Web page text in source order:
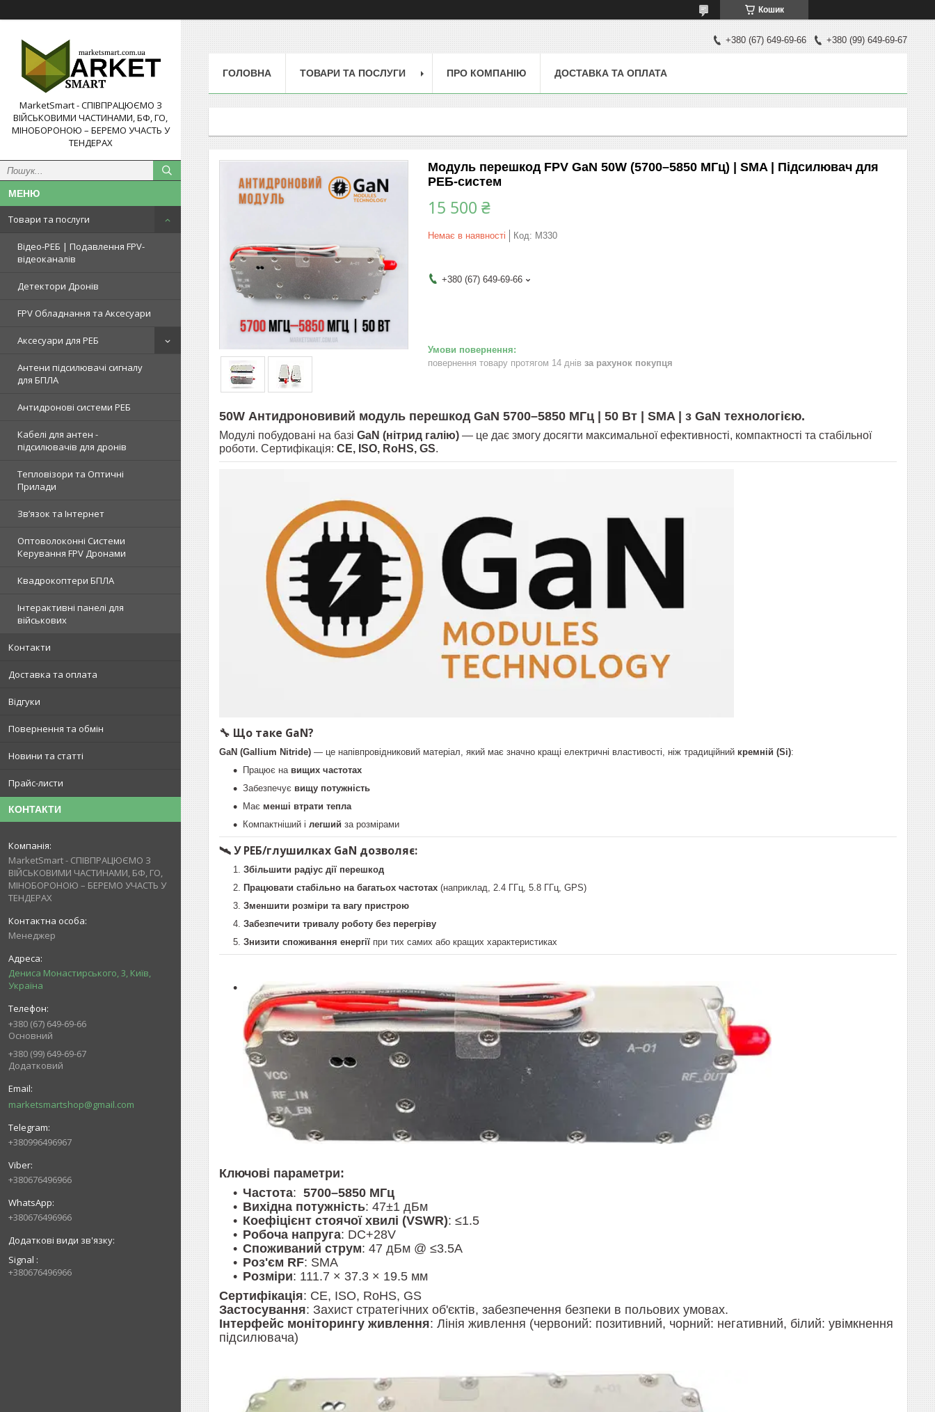
Кошик
MarketSmart - СПІВПРАЦЮЄМО З
ВІЙСЬКОВИМИ ЧАСТИНАМИ, БФ, ГО,
МІНОБОРОНОЮ – БЕРЕМО УЧАСТЬ У
ТЕНДЕРАХ
Товари та послуги
Відео-РЕБ | Подавлення FPV-
відеоканалів
Детектори Дронів
FPV Обладнання та Аксесуари
Аксесуари для РЕБ
Антени підсилювачі сигналу
для БПЛА
Антидронові системи РЕБ
Кабелі для антен -
підсилювачів для дронів
Тепловізори та Оптичні
Прилади
Зв’язок та Інтернет
Оптоволоконні Системи
Керування FPV Дронами
Квадрокоптери БПЛА
Інтерактивні панелі для
військових
Контакти
Доставка та оплата
Відгуки
Повернення та обмін
Новини та статті
Прайс-листи
КОНТАКТИ
MarketSmart - СПІВПРАЦЮЄМО З
ВІЙСЬКОВИМИ ЧАСТИНАМИ, БФ, ГО,
МІНОБОРОНОЮ – БЕРЕМО УЧАСТЬ У
ТЕНДЕРАХ
Менеджер
Дениса Монастирського, 3, Київ,
Україна
+380 (67) 649-69-66
Основний
+380 (99) 649-69-67
Додатковий
marketsmartshop@gmail.com
+380996496967
+380676496966
+380676496966
Signal
+380676496966
+380 (67) 649-69-66 +380 (99) 649-69-67
ГОЛОВНА ТОВАРИ ТА ПОСЛУГИ ПРО КОМПАНІЮ ДОСТАВКА ТА ОПЛАТА
Модуль перешкод FPV GaN 50W (5700–5850 МГц) | SMA | Підсилювач для
РЕБ-систем
15 500 ₴
Немає в наявності Код: M330
+380 (67) 649-69-66
повернення товару протягом 14 днів за рахунок покупця
50W Антидроновивий модуль перешкод GaN 5700–5850 МГц | 50 Вт | SMA | з GaN технологією.
Модулі побудовані на базі GaN (нітрид галію) — це дає змогу досягти максимальної ефективності, компактності та стабільної
роботи. Сертифікація: CE, ISO, RoHS, GS.
🔧 Що таке GaN?
GaN (Gallium Nitride) — це напівпровідниковий матеріал, який має значно кращі електричні властивості, ніж традиційний кремній (Si):
Працює на вищих частотах
Забезпечує вищу потужність
Має менші втрати тепла
Компактніший і легший за розмірами
🛰 У РЕБ/глушилках GaN дозволяє:
Збільшити радіус дії перешкод
Працювати стабільно на багатьох частотах (наприклад, 2.4 ГГц, 5.8 ГГц, GPS)
Зменшити розміри та вагу пристрою
Забезпечити тривалу роботу без перегріву
Знизити споживання енергії при тих самих або кращих характеристиках
Ключові параметри:
Частота: 5700–5850 МГц
Вихідна потужність: 47±1 дБм
Коефіцієнт стоячої хвилі (VSWR): ≤1.5
Робоча напруга: DC+28V
Споживаний струм: 47 дБм @ ≤3.5A
Роз'єм RF: SMA
Розміри: 111.7 × 37.3 × 19.5 мм
Сертифікація: CE, ISO, RoHS, GS
Застосування: Захист стратегічних об'єктів, забезпечення безпеки в польових умовах.
Інтерфейс моніторингу живлення: Лінія живлення (червоний: позитивний, чорний: негативний, білий: увімкнення
підсилювача)